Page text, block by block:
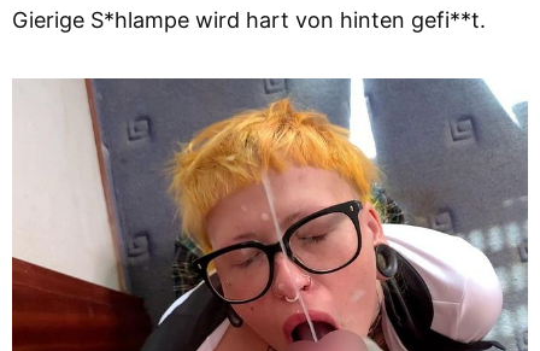
Gierige S*hlampe wird hart von hinten gefi**t.